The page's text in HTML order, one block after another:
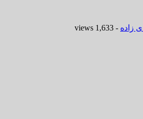
زاده - 1,633 views